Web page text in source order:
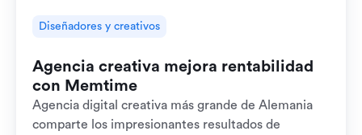
Diseñadores y creativos
Agencia creativa mejora rentabilidad
con Memtime
Agencia digital creativa más grande de Alemania
comparte los impresionantes resultados de